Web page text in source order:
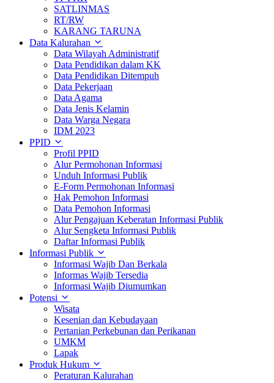
SATLINMAS
RT/RW
KARANG TARUNA
Data Kalurahan
Data Wilayah Administratif
Data Pendidikan dalam KK
Data Pendidikan Ditempuh
Data Pekerjaan
Data Agama
Data Jenis Kelamin
Data Warga Negara
IDM 2023
PPID
Profil PPID
Alur Permohonan Informasi
Unduh Informasi Publik
E-Form Permohonan Informasi
Hak Pemohon Informasi
Data Pemohon Informasi
Alur Pengajuan Keberatan Informasi Publik
Alur Sengketa Informasi Publik
Daftar Informasi Publik
Informasi Publik
Informasi Wajib Dan Berkala
Informas Wajib Tersedia
Informasi Wajib Diumumkan
Potensi
Wisata
Kesenian dan Kebudayaan
Pertanian Perkebunan dan Perikanan
UMKM
Lapak
Produk Hukum
Peraturan Kalurahan